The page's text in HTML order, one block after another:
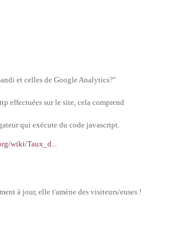
et celles de Google Analytics?"
effectuées sur le site, cela comprend
qui exécute du code javascript.
wiki/Taux_d...
à jour, elle t'amène des visiteurs/euses !